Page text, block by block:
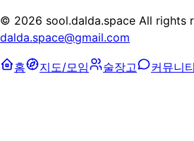
© 2026 sool.dalda.space All rights
dalda.space@gmail.com
홈 지도/모임 술장고 커뮤니티